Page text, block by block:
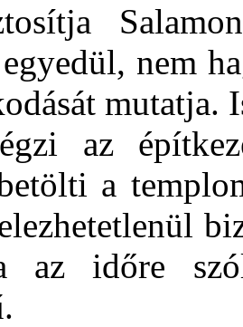
nem
az
a
az időre